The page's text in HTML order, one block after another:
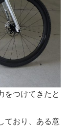
をつけてきたと
ており、ある意